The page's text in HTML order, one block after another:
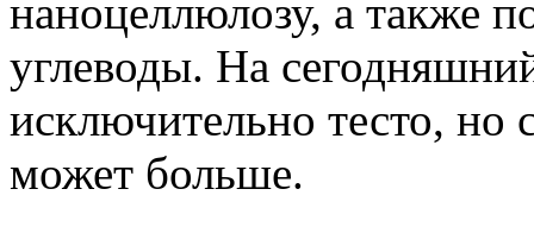
наноцеллюлозу, а также
углеводы. На
исключительно тесто, но
может больше.